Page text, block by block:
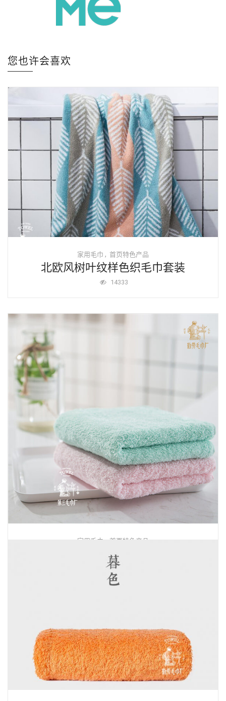
您也许会喜欢
家用毛巾 , 首页特色产品
北欧风树叶纹样色织毛巾套装
14333
家用毛巾 首页特色产品
G20同款精梳超柔棉竖条色织系列
13307